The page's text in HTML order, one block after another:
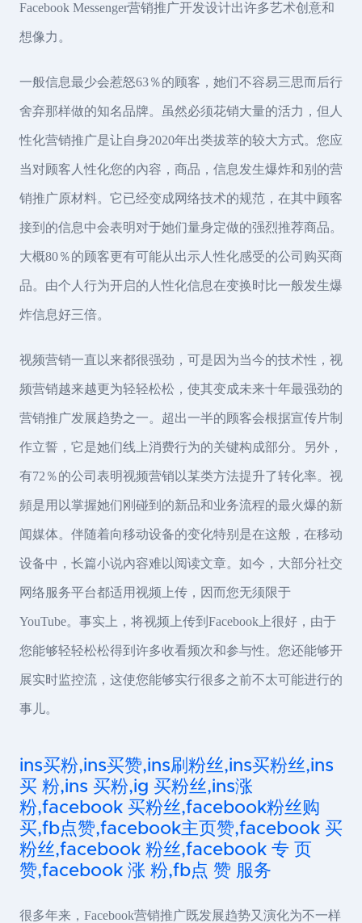
Facebook Messenger营销推广开发设计出许多艺术创意和
想像力。
一般信息最少会惹怒63％的顾客，她们不容易三思而后行
舍弃那样做的知名品牌。虽然必须花销大量的活力，但人
性化营销推广是让自身2020年出类拔萃的较大方式。您应
当对顾客人性化您的內容，商品，信息发生爆炸和别的营
销推广原材料。它已经变成网络技术的规范，在其中顾客
接到的信息中会表明对于她们量身定做的强烈推荐商品。
大概80％的顾客更有可能从出示人性化感受的公司购买商
品。由个人行为开启的人性化信息在变换时比一般发生爆
炸信息好三倍。
视频营销一直以来都很强劲，可是因为当今的技术性，视
频营销越来越更为轻轻松松，使其变成未来十年最强劲的
营销推广发展趋势之一。超出一半的顾客会根据宣传片制
作立誓，它是她们线上消费行为的关键构成部分。另外，
有72％的公司表明视频营销以某类方法提升了转化率。视
頻是用以掌握她们刚碰到的新品和业务流程的最火爆的新
闻媒体。伴随着向移动设备的变化特别是在这般，在移动
设备中，长篇小说內容难以阅读文章。如今，大部分社交
网络服务平台都适用视频上传，因而您无须限于
YouTube。事实上，将视频上传到Facebook上很好，由于
您能够轻轻松松得到许多收看频次和参与性。您还能够开
展实时监控流，这使您能够实行很多之前不太可能进行的
事儿。
ins买粉,ins买赞,ins刷粉丝,ins买粉丝,ins
买 粉,ins 买粉,ig 买粉丝,ins涨
粉,facebook 买粉丝,facebook粉丝购
买,fb点赞,facebook主页赞,facebook 买
粉丝,facebook 粉丝,facebook 专 页
赞,facebook 涨 粉,fb点 赞 服务
很多年来，Facebook营销推广既发展趋势又演化为不一样